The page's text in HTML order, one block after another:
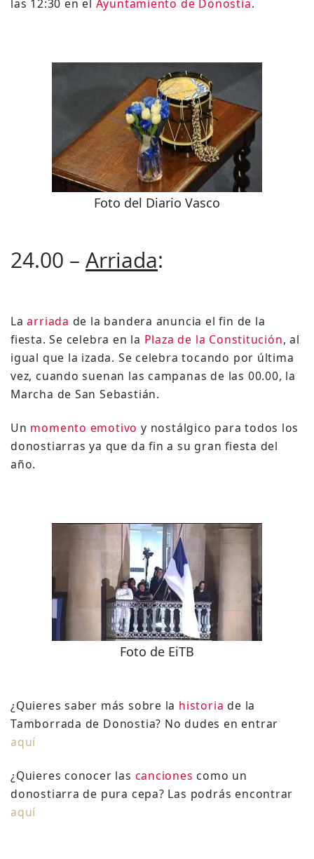
las 12:30 en el Ayuntamiento de Donostia.
Foto del Diario Vasco
24.00 – Arriada:
Laarriada de la bandera anuncia el fin de la
fiesta. Se celebra en la Plaza de la Constitución, al
igual que la izada. Se celebra tocando por última
vez, cuando suenan las campanas de las 00.00, la
Marcha de San Sebastián.
Un momento emotivo y nostálgico para todos los
donostiarras ya que da fin a su gran fiesta del
año.
Foto de EiTB
¿Quieres saber más sobre la historia de la
Tamborrada de Donostia? No dudes en entrar
aquí
¿Quieres conocer las canciones como un
donostiarra de pura cepa? Las podrás encontrar
aquí